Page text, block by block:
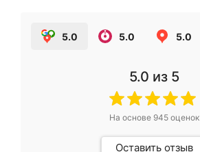
5.0 5.0 5.0
5.0 из 5
На основе 945оценок
Оставить отзыв